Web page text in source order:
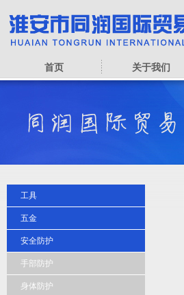
首页 关于我们
工具
五金
安全防护
手部防护
身体防护